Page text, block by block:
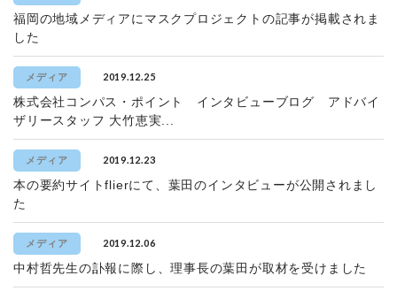
福岡の地域メディアにマスクプロジェクトの記事が掲載されま
した
メディア 2019.12.25
株式会社コンパス・ポイント インタビューブログ アドバイ
ザリースタッフ 大竹恵実...
メディア 2019.12.23
本の要約サイトflierにて、葉田のインタビューが公開されまし
た
メディア 2019.12.06
中村哲先生の訃報に際し、理事長の葉田が取材を受けました